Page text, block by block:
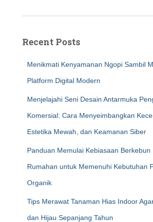
Recent Posts
Menikmati Kenyamanan Ngopi Sambil
Platform Digital Modern
Menjelajahi Seni Desain Antarmuka
Komersial: Cara Menyeimbangkan
Estetika Mewah, dan Keamanan Siber
Panduan Memulai Kebiasaan Berkebun
Rumahan untuk Memenuhi Kebutuhan
Organik
Tips Merawat Tanaman Hias Indoor
dan Hijau Sepanjang Tahun